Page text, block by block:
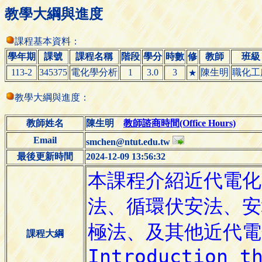
教學大綱與進度
課程基本資料：
學年期
課號 課程名稱 階段 學分 時數 修 教師
班級
113-2
345375 電化學分析 1 3.0 3 ★ 陳生明 職化工
教學大綱與進度：
教師姓名 陳生明教師諮商時間(Office Hours)
Email
smchen@ntut.edu.tw
最後更新時間
2024-12-09 13:56:32
課程大綱